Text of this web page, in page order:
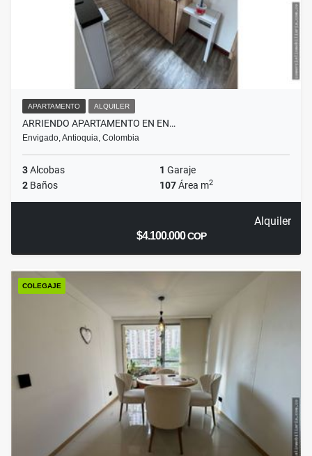
APARTAMENTO ALQUILER
ARRIENDO APARTAMENTO EN EN…
Envigado, Antioquia, Colombia
3Alcobas 1 Garaje
2 Baños 107Área m2
Alquiler
$4.100.000COP
COLEGAJE